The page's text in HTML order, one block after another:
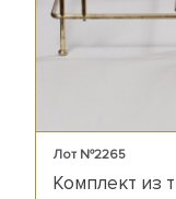
Лот №2265
Комплект из